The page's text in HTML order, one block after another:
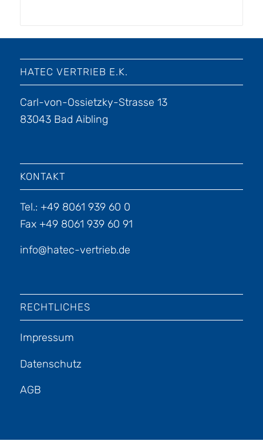
HATEC VERTRIEB E.K.
Carl-von-Ossietzky-Strasse 13
83043 Bad Aibling
KONTAKT
Tel.: +49 8061 939 60 0
Fax +49 8061 939 60 91
info@hatec-vertrieb.de
RECHTLICHES
Impressum
Datenschutz
AGB